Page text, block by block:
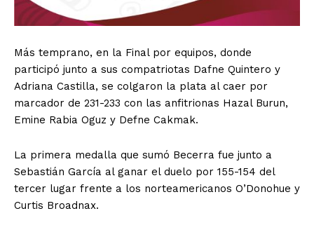
Más temprano, en la Final por equipos, donde
participó junto a sus compatriotas Dafne Quintero y
Adriana Castilla, se colgaron la plata al caer por
marcador de 231-233 con las anfitrionas Hazal Burun,
Emine Rabia Oguz y Defne Cakmak.
La primera medalla que sumó Becerra fue junto a
Sebastián García al ganar el duelo por 155-154 del
tercer lugar frente a los norteamericanos O’Donohue y
Curtis Broadnax.